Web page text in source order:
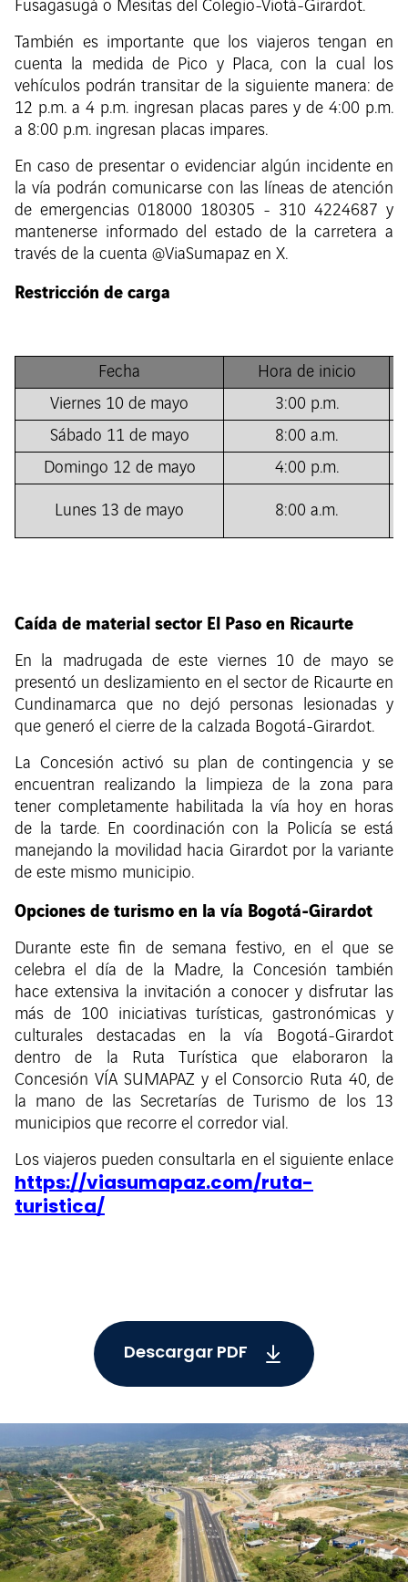
Fusagasugá o Mesitas del Colegio-Viotá-Girardot.
También es importante que los viajeros tengan en
cuenta la medida de Pico y Placa, con la cual los
vehículos podrán transitar de la siguiente manera: de
12 p.m. a 4 p.m. ingresan placas pares y de 4:00 p.m.
a 8:00 p.m. ingresan placas impares.
En caso de presentar o evidenciar algún incidente en
la vía podrán comunicarse con las líneas de atención
de emergencias 018000 180305 - 310 4224687 y
mantenerse informado del estado de la carretera a
través de la cuenta @ViaSumapaz en X.
Restricción de carga
Fecha
Hora de inicio
Viernes 10 de mayo
3:00 p.m.
Sábado 11 de mayo
8:00 a.m.
Domingo 12 de mayo
4:00 p.m.
Lunes 13 de mayo 8:00 a.m.
Caída de material sector El Paso en Ricaurte
En la madrugada de este viernes 10 de mayo se
presentó un deslizamiento en el sector de Ricaurte en
Cundinamarca que no dejó personas lesionadas y
que generó el cierre de la calzada Bogotá-Girardot.
La Concesión activó su plan de contingencia y se
encuentran realizando la limpieza de la zona para
tener completamente habilitada la vía hoy en horas
de la tarde. En coordinación con la Policía se está
manejando la movilidad hacia Girardot por la variante
de este mismo municipio.
Opciones de turismo en la vía Bogotá-Girardot
Durante este fin de semana festivo, en el que se
celebra el día de la Madre, la Concesión también
hace extensiva la invitación a conocer y disfrutar las
más de 100 iniciativas turísticas, gastronómicas y
culturales destacadas en la vía Bogotá-Girardot
dentro de la Ruta Turística que elaboraron la
Concesión VÍA SUMAPAZ y el Consorcio Ruta 40, de
la mano de las Secretarías de Turismo de los 13
municipios que recorre el corredor vial.
Los viajeros pueden consultarla en el siguiente enlace
https://viasumapaz.com/ruta-
turistica/
Descargar PDF